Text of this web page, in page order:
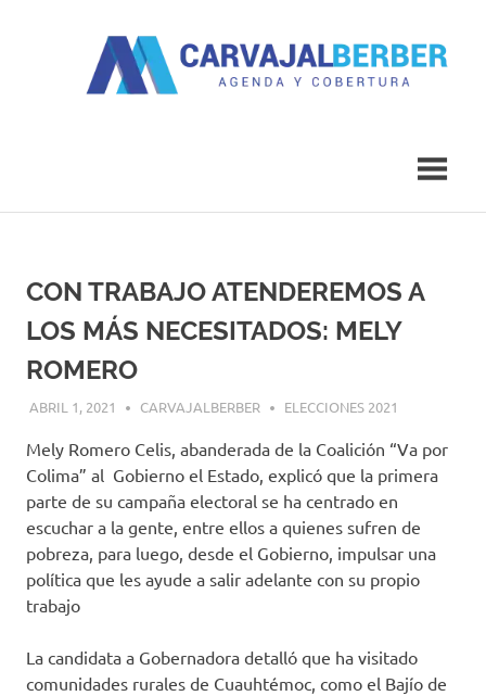
CON TRABAJO ATENDEREMOS A
LOS MÁS NECESITADOS: MELY
ROMERO
ABRIL 1, 2021 CARVAJALBERBER ELECCIONES 2021
Mely Romero Celis, abanderada de la Coalición “Va por
Colima” al Gobierno el Estado, explicó que la primera
parte de su campaña electoral se ha centrado en
escuchar a la gente, entre ellos a quienes sufren de
pobreza, para luego, desde el Gobierno, impulsar una
política que les ayude a salir adelante con su propio
trabajo
La candidata a Gobernadora detalló que ha visitado
comunidades rurales de Cuauhtémoc, como el Bajío de